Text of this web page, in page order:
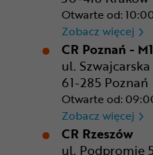
Otwarte od:
Zobacz więcej
CR Poznań -
ul. Szwajcarska
61-285 Poznań
Otwarte od:
Zobacz więcej
CR Rzeszów
ul. Podpromie